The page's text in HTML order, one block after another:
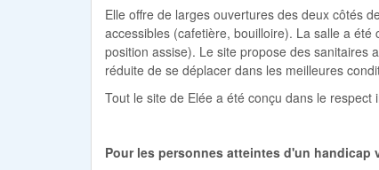
Elle offre de larges ouvertures des deux côtés
accessibles (cafetière, bouilloire). La salle a
position assise). Le site propose des sanitaires
réduite de se déplacer dans les meilleures
Tout le site de Elée a été conçu dans le
Pour les personnes atteintes d'un handicap